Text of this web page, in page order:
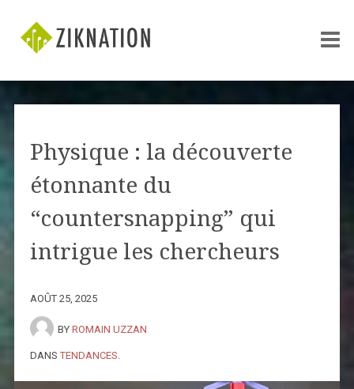
Physique : la découverte
étonnante du
“countersnapping” qui
intrigue les chercheurs
AOÛT 25, 2025
BY ROMAIN UZZAN
DANS TENDANCES